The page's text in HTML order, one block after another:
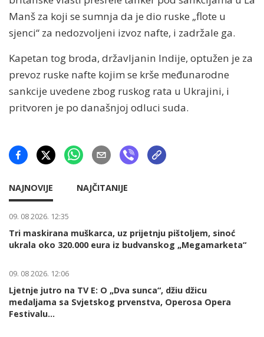
Manš za koji se sumnja da je dio ruske „flote u
sjenci“ za nedozvoljeni izvoz nafte, i zadržale ga.
Kapetan tog broda, državljanin Indije, optužen je za
prevoz ruske nafte kojim se krše međunarodne
sankcije uvedene zbog ruskog rata u Ukrajini, i
pritvoren je po današnjoj odluci suda.
NAJNOVIJE NAJČITANIJE
09. 08 2026. 12:35
Tri maskirana muškarca, uz prijetnju pištoljem, sinoć
ukrala oko 320.000 eura iz budvanskog „Megamarketa“
09. 08 2026. 12:06
Ljetnje jutro na TV E: O „Dva sunca“, džiu džicu
medaljama sa Svjetskog prvenstva, Operosa Opera
Festivalu...